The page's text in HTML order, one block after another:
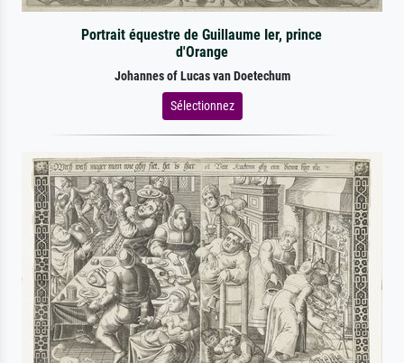
Portrait équestre de Guillaume Ier, prince
d'Orange
Johannes of Lucas van Doetechum
Sélectionnez